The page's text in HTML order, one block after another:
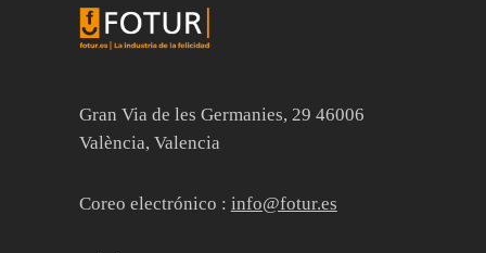
Gran Via de les Germanies, 29 46006
València, Valencia
Coreo electrónico : info@fotur.es